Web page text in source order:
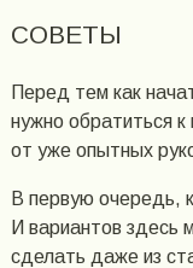
СОВЕТЫ
Перед тем как
нужно обратиться
от уже опытных
В первую очередь,
И вариантов здесь
сделать даже из